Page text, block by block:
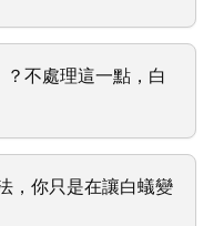
不處理這一點，白
，你只是在讓白蟻變